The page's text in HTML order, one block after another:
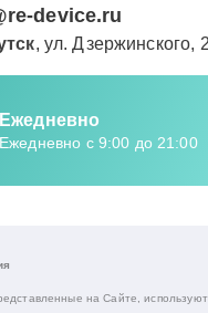
device.ru
, ул. Дзержинского,
Ежедневно
Ежедневно с 9:00 до 21:00
на Сайте,